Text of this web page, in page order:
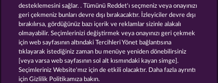
Golden Ei of Moorhuhn Wild Rapa Nui
Hüküm ve Koşullar Gizlilik Beyanı Künye
desteklemesini sağlar. . Tümünü Reddet'ı seçmeniz veya onayınızı
geri çekmeniz bunları devre dışı bırakacaktır. İzleyiciler devre dışı
bırakılırsa, gördüğünüz bazı içerik ve reklamlar sizinle alakalı
olmayabilir. Seçimlerinizi değiştirmek veya onayınızı geri çekmek
için web sayfasının altındaki Tercihleri Yönet bağlantısına
tıklayarak istediğiniz zaman bu menüye yeniden dönebilirsiniz
[veya varsa web sayfasının sol alt kısmındaki kayan simge].
Seçimleriniz Website'mız için de etkili olacaktır. Daha fazla ayrıntı
için Gizlilik Politikamıza bakın.